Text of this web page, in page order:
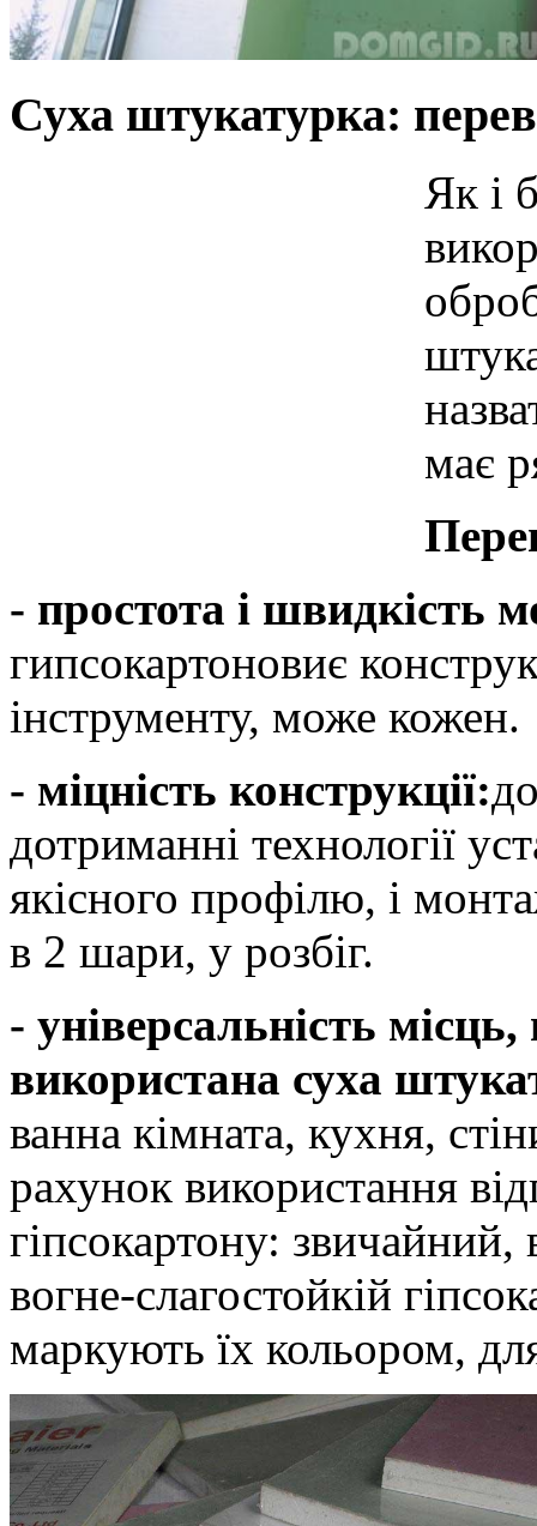
Суха штукатурка:
Як і
має
- простота і швидкість
гипсокартоновиє
інструменту, може кожен.
- міцність конструкції:
дотриманні технології
якісного профілю, і
в 2 шари, у розбіг.
- універсальність
використана суха
ванна кімната, кухня,
рахунок використання
гіпсокартону: звичайний,
вогне-слагостойкій
маркують їх кольором,